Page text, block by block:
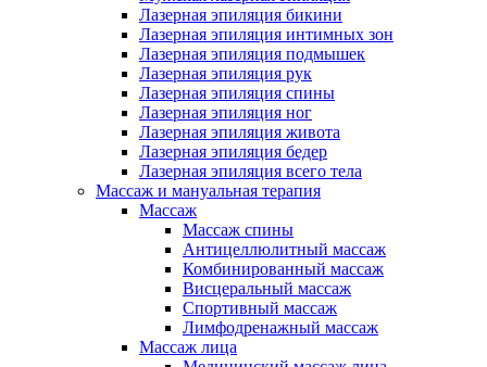
Лазерная эпиляция бикини
Лазерная эпиляция интимных зон
Лазерная эпиляция подмышек
Лазерная эпиляция рук
Лазерная эпиляция спины
Лазерная эпиляция ног
Лазерная эпиляция живота
Лазерная эпиляция бедер
Лазерная эпиляция всего тела
Массаж и мануальная терапия
Массаж
Массаж спины
Антицеллюлитный массаж
Комбинированный массаж
Висцеральный массаж
Спортивный массаж
Лимфодренажный массаж
Массаж лица